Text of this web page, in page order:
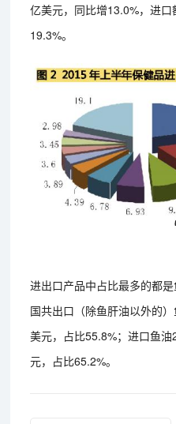
亿美元，同比增13.0%，进
19.3%。
进出口产品中占比最多的都
国共出口（除鱼肝油以外的
美元，占比55.8%；进口鱼
元，占比65.2%。